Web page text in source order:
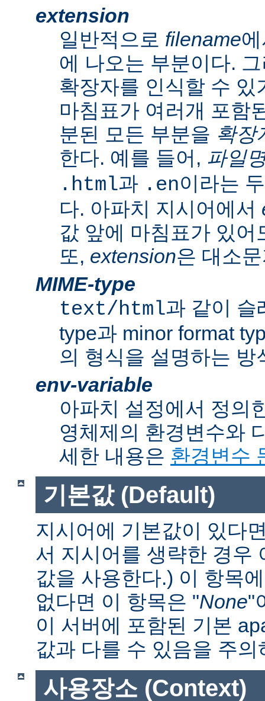
extension
일반적으로 filename
에 나오는 부분이다.
확장자를 인식할 수
마침표가 여러개 포함
분된 모든 부분을 확장
한다. 예를 들어, 파일
.html과 .en이라는
다. 아파치 지시어에서
값 앞에 마침표가 있
또, extension은 대소
MIME-type
text/html과 같이 슬
type과 minor format
의 형식을 설명하는 방
env-variable
아파치 설정에서 정의
영체제의 환경변수와
세한 내용은 환경변수
기본값 (Default)
지시어에 기본값이 있다
서 지시어를 생략한 경우
값을 사용한다.) 이 항목
없다면 이 항목은 "None"
이 서버에 포함된 기본
값과 다를 수 있음을 주의
사용장소 (Context)